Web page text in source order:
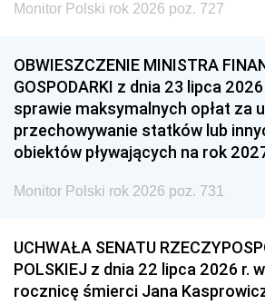
Monitor Polski rok 2026 poz. 727
OBWIESZCZENIE MINISTRA
GOSPODARKI z dnia 23 lipca
sprawie maksymalnych opłat za
przechowywanie statków lub
obiektów pływających na rok
Monitor Polski rok 2026 poz. 731
UCHWAŁA SENATU
POLSKIEJ z dnia 22 lipca 2026 r.
rocznicę śmierci Jana